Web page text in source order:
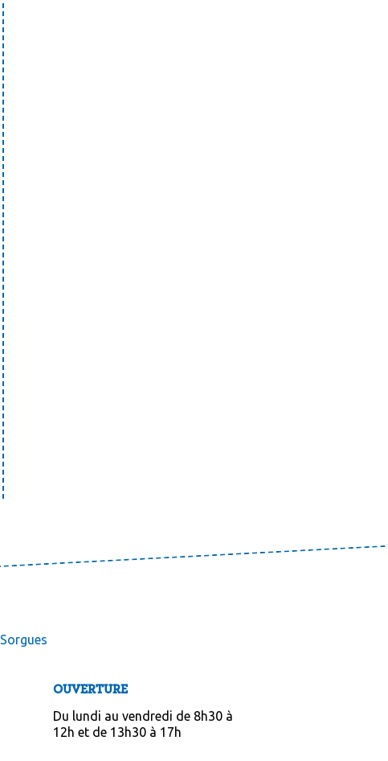
Sorgues
OUVERTURE
Du lundi au vendredi de 8h30 à
12h et de 13h30 à 17h